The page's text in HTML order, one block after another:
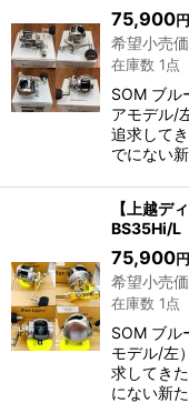
75,900円
希望小売価
在庫数 1点
SOM ブル
アモデル/
追求して
でにない
【上越デ
BS35Hi/L
75,900円
希望小売価
在庫数 1点
SOM ブル
モデル/左
求してき
にない新